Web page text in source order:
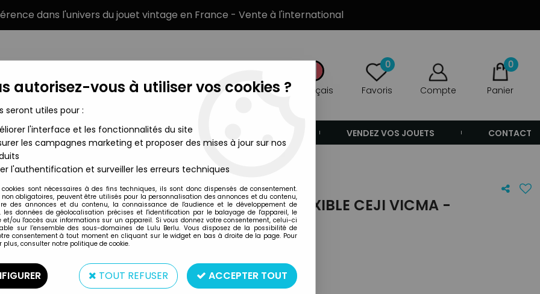
dans l'univers du jouet vintage en France - Vente à l'international
Français
0
Favoris Compte
0
Panier
MARQUES TYPE DE PRODUIT VENDEZ VOS JOUETS CONTACT
Flexible Ceji Vicma - Télémaque (loose)
Vicma
ULYSSE 31 - FIGURINE FLEXIBLE CEJI VICMA -
TÉLÉMAQUE (LOOSE)
69,99€TTC
Réf. :AR0003240
Type : Figurine flexible
autorisez-vous à utiliser vos cookies ?
seront utiles pour :
l'interface et les fonctionnalités du site
les campagnes marketing et proposer des mises à jour sur nos
l'authentification et surveiller les erreurs techniques
cookies sont nécessaires à des fins techniques, ils sont donc dispensés de consentement.
non obligatoires, peuvent être utilisés pour la personnalisation des annonces et du contenu,
des annonces et du contenu, la connaissance de l'audience et le développement de
les données de géolocalisation précises et l'identification par le balayage de l'appareil, le
et/ou l'accès aux informations sur un appareil. Si vous donnez votre consentement, celui-ci
sur l’ensemble des sous-domaines de Lulu Berlu. Vous disposez de la possibilité de
consentement à tout moment en cliquant sur le widget en bas à droite de la page. Pour
plus, consulter notre politique de cookie.
TOUT REFUSER ACCEPTER TOUT